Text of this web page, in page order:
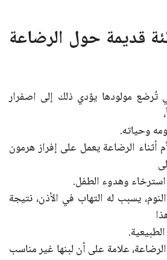
قديمة حول الرضاعة
تُرضع مولودها يؤدي ذلك إلى اصفرار
وحياته.
أثناء الرضاعة يعمل على إفراز هرمون
وهدوء الطفل.
يسبب له التهاب في الأذن، نتيجة
الرضاعة، علامة على أن لبنها غير مناسب